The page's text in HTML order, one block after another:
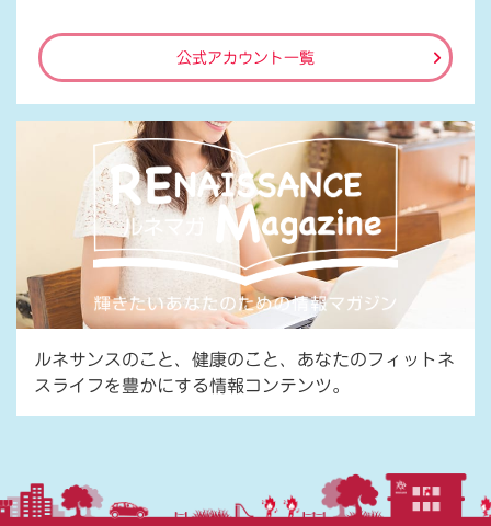
公式アカウント一覧
ルネサンスのこと、健康のこと、あなたのフィットネ
スライフを豊かにする情報コンテンツ。